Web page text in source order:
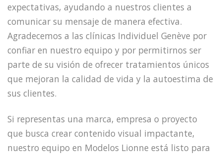
expectativas, ayudando a nuestros clientes a
comunicar su mensaje de manera efectiva.
Agradecemos a las clínicas Individuel Genève por
confiar en nuestro equipo y por permitirnos ser
parte de su visión de ofrecer tratamientos únicos
que mejoran la calidad de vida y la autoestima de
sus clientes.
Si representas una marca, empresa o proyecto
que busca crear contenido visual impactante,
nuestro equipo en Modelos Lionne está listo para